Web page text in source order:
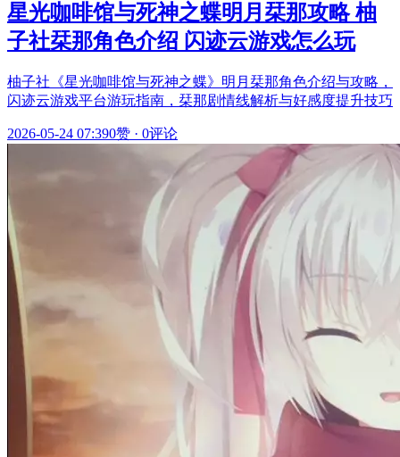
星光咖啡馆与死神之蝶明月栞那攻略 柚
子社栞那角色介绍 闪迹云游戏怎么玩
柚子社《星光咖啡馆与死神之蝶》明月栞那角色介绍与攻略，
闪迹云游戏平台游玩指南，栞那剧情线解析与好感度提升技巧
2026-05-24 07:390赞 · 0评论